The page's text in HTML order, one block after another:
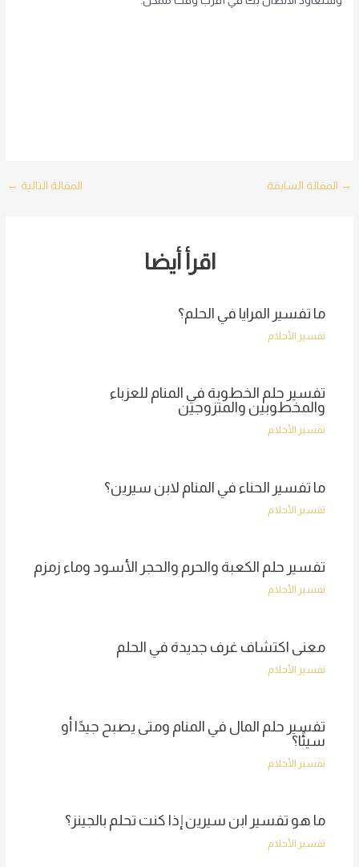
Post
→ المقالة السابقة المقالة التالية ←
اقرأ أيضا
ما تفسير المرايا في الحلم؟
تفسير الأحلام
تفسير حلم الخطوبة في المنام للعزباء
والمخطوبين والمتزوجين
تفسير الأحلام
ما تفسير الحناء في المنام لابن سيرين؟
تفسير الأحلام
تفسير حلم الكعبة والحرم والحجر الأسود وماء زمزم
تفسير الأحلام
معنى اكتشاف غرف جديدة في الحلم
تفسير الأحلام
تفسير حلم المال في المنام ومتى يصبح جيدًا أو
سيئًا؟
تفسير الأحلام
ما هو تفسير ابن سيرين إذا كنت تحلم بالجينز؟
تفسير الأحلام